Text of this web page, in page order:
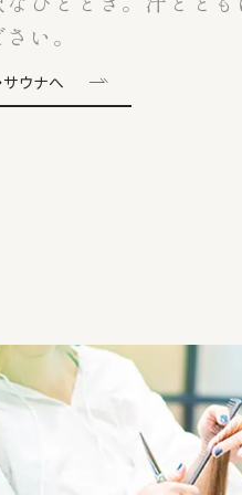
リフレッシュ効果を
サウナへ